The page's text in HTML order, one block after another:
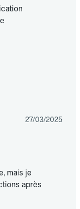
27/03/2025
mais je
après